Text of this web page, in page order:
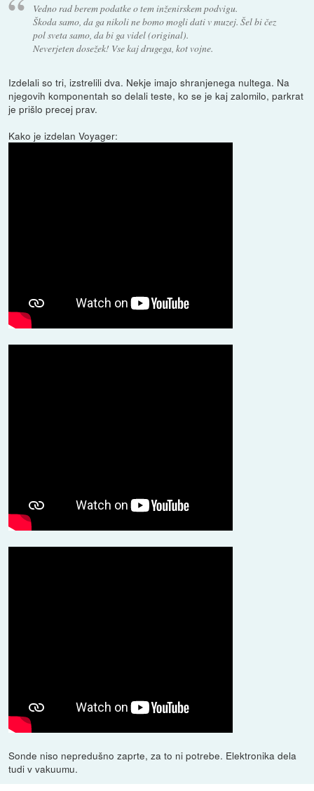
Vedno rad berem podatke o tem inženirskem podvigu.
Škoda samo, da ga nikoli ne bomo mogli dati v muzej. Šel bi čez
pol sveta samo, da bi ga videl (original).
Neverjeten dosežek! Vse kaj drugega, kot vojne.
Izdelali so tri, izstrelili dva. Nekje imajo shranjenega nultega. Na
njegovih komponentah so delali teste, ko se je kaj zalomilo, parkrat
je prišlo precej prav.
Kako je izdelan Voyager:
Sonde niso nepredušno zaprte, za to ni potrebe. Elektronika dela
tudi v vakuumu.